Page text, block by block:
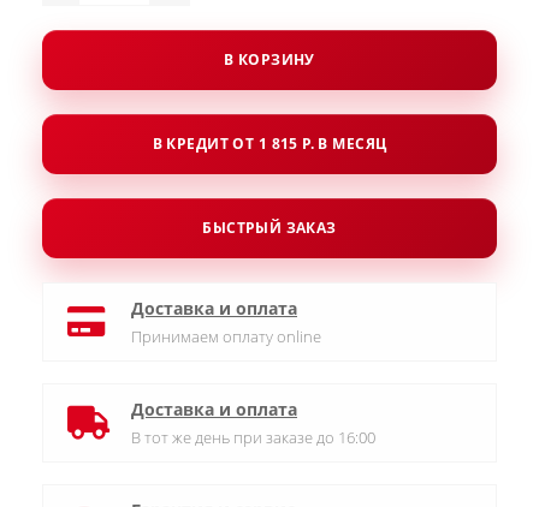
В КОРЗИНУ
В КРЕДИТ ОТ 1 815 Р. В МЕСЯЦ
БЫСТРЫЙ ЗАКАЗ
Доставка и оплата
Принимаем оплату online
Доставка и оплата
В тот же день при заказе до 16:00